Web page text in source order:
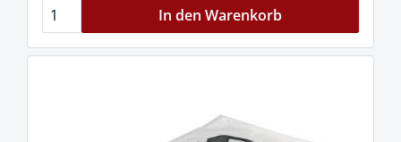
In den Warenkorb